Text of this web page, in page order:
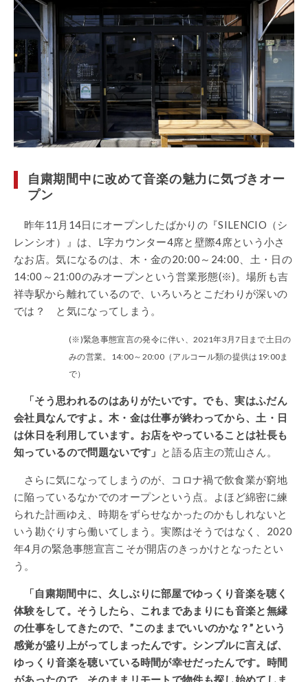
自粛期間中に改めて音楽の魅力に気づきオー
プン
昨年11月14日にオープンしたばかりの『SILENCIO（シ
レンシオ）』は、L字カウンター4席と壁際4席という小さ
なお店。気になるのは、木・金の20:00～24:00、土・日の
14:00～21:00のみオープンという営業形態(※)。場所も吉
祥寺駅から離れているので、いろいろとこだわりが深いの
では？ と気になってしまう。
(※)緊急事態宣言の発令に伴い、2021年3月7日まで土日の
みの営業。14:00～20:00（アルコール類の提供は19:00ま
で）
「そう思われるのはありがたいです。でも、実はふだん
会社員なんですよ。木・金は仕事が終わってから、土・日
は休日を利用しています。お店をやっていることは社長も
知っているので問題ないです」 と語る店主の荒山さん。
さらに気になってしまうのが、コロナ禍で飲食業が窮地
に陥っているなかでのオープンという点。よほど綿密に練
られた計画ゆえ、時期をずらせなかったのかもしれないと
いう勘ぐりすら働いてしまう。実際はそうではなく、2020
年4月の緊急事態宣言こそが開店のきっかけとなったとい
う。
「自粛期間中に、久しぶりに部屋でゆっくり音楽を聴く
体験をして。そうしたら、これまであまりにも音楽と無縁
の仕事をしてきたので、”このままでいいのかな？”という
感覚が盛り上がってしまったんです。シンプルに言えば、
ゆっくり音楽を聴いている時間が幸せだったんです。時間
があったので、そのままリモートで物件も探し始めてしま